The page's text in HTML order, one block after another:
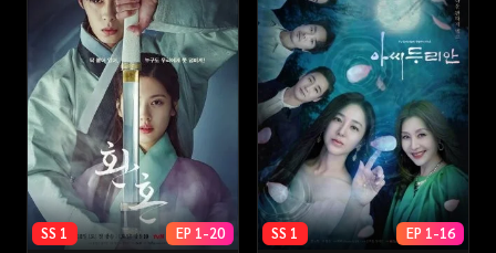
SS 1 EP 1-20 SS 1 EP 1-16